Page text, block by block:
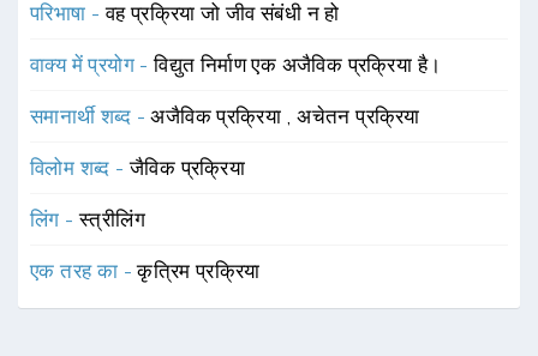
परिभाषा -वह प्रक्रिया जो जीव संबंधी न हो
वाक्य में प्रयोग -विद्युत निर्माण एक अजैविक प्रक्रिया है।
समानार्थी शब्द -अजैविक प्रक्रिया ,अचेतन प्रक्रिया
विलोम शब्द -जैविक प्रक्रिया
लिंग -स्त्रीलिंग
एक तरह का -कृत्रिम प्रक्रिया